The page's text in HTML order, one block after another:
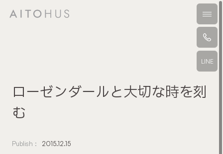
メ
LINE
ローゼンダールと大切な時を刻
む
Publish : 2015.12.15